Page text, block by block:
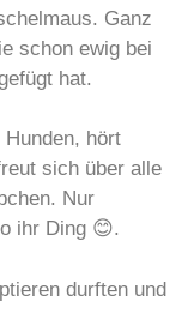
Ganz
schon ewig bei
hat.
hört
sich über alle
Nur
ihr Ding 😊.
durften und